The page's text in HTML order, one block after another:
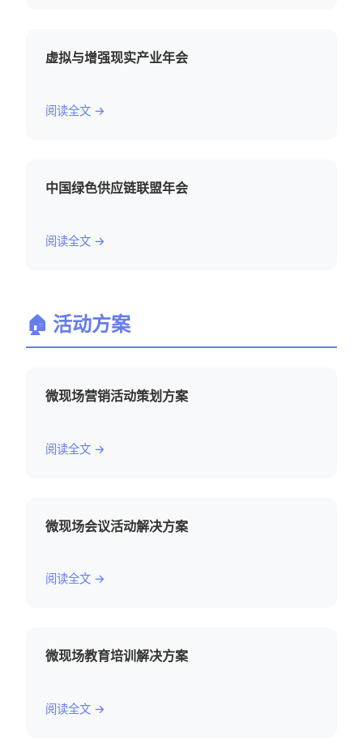
虚拟与增强现实产业年会
阅读全文 →
中国绿色供应链联盟年会
阅读全文 →
🏠 活动方案
微现场营销活动策划方案
阅读全文 →
微现场会议活动解决方案
阅读全文 →
微现场教育培训解决方案
阅读全文 →